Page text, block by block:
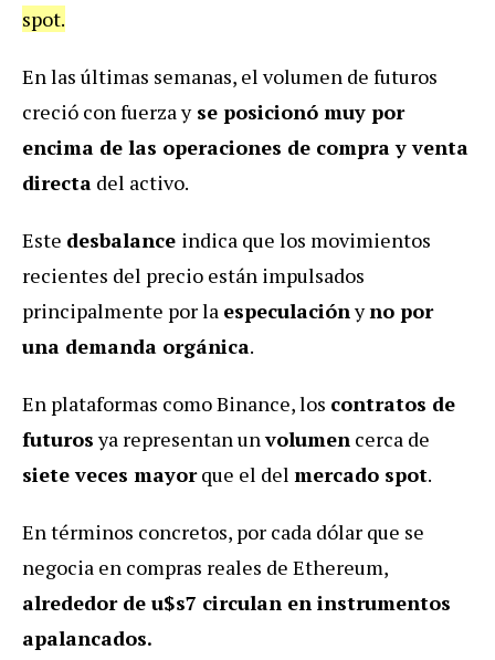
spot.
En las últimas semanas, el volumen de futuros
creció con fuerza yse posicionó muy por
encima de las operaciones de compra y venta
directa del activo.
Este desbalance indica que los movimientos
recientes del precio están impulsados
principalmente por la especulaciónyno por
una demanda orgánica.
En plataformas como Binance, los contratos de
futurosya representan unvolumen cerca de
siete veces mayorque el del mercado spot.
En términos concretos, por cada dólar que se
negocia en compras reales de Ethereum,
alrededor de u$s7 circulan en instrumentos
apalancados.